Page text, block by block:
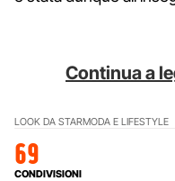
Continua a
LOOK DA STARMODA E LIFESTYLE
69
CONDIVISIONI